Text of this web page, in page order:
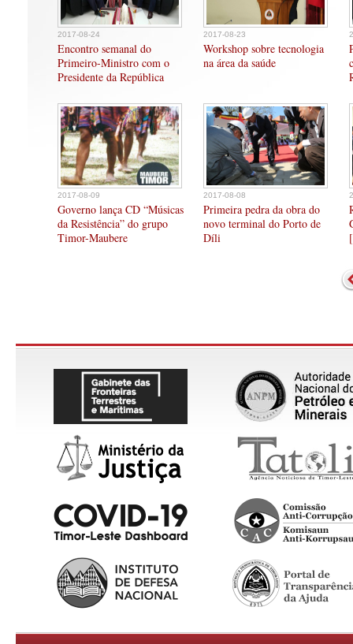
2017-08-24
Encontro semanal do
Primeiro-Ministro com o
Presidente da República
2017-08-23
Workshop sobre tecnologia
na área da saúde
2017-08-09
Governo lança CD “Músicas
da Resistência” do grupo
Timor-Maubere
2017-08-08
Primeira pedra da obra do
novo terminal do Porto de
Díli